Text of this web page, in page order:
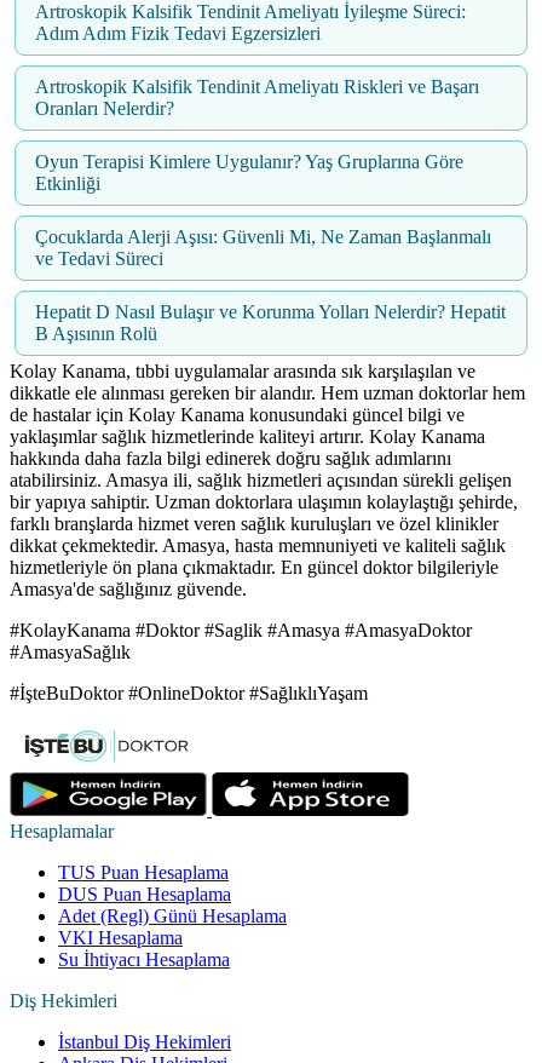
Artroskopik Kalsifik Tendinit Ameliyatı İyileşme Süreci:
Adım Adım Fizik Tedavi Egzersizleri
Artroskopik Kalsifik Tendinit Ameliyatı Riskleri ve Başarı
Oranları Nelerdir?
Oyun Terapisi Kimlere Uygulanır? Yaş Gruplarına Göre
Etkinliği
Çocuklarda Alerji Aşısı: Güvenli Mi, Ne Zaman Başlanmalı
ve Tedavi Süreci
Hepatit D Nasıl Bulaşır ve Korunma Yolları Nelerdir? Hepatit
B Aşısının Rolü
Kolay Kanama, tıbbi uygulamalar arasında sık karşılaşılan ve
dikkatle ele alınması gereken bir alandır. Hem uzman doktorlar hem
de hastalar için Kolay Kanama konusundaki güncel bilgi ve
yaklaşımlar sağlık hizmetlerinde kaliteyi artırır. Kolay Kanama
hakkında daha fazla bilgi edinerek doğru sağlık adımlarını
atabilirsiniz. Amasya ili, sağlık hizmetleri açısından sürekli gelişen
bir yapıya sahiptir. Uzman doktorlara ulaşımın kolaylaştığı şehirde,
farklı branşlarda hizmet veren sağlık kuruluşları ve özel klinikler
dikkat çekmektedir. Amasya, hasta memnuniyeti ve kaliteli sağlık
hizmetleriyle ön plana çıkmaktadır. En güncel doktor bilgileriyle
Amasya'de sağlığınız güvende.
#KolayKanama #Doktor #Saglik #Amasya #AmasyaDoktor
#AmasyaSağlık
#İşteBuDoktor #OnlineDoktor #SağlıklıYaşam
Hesaplamalar
TUS Puan Hesaplama
DUS Puan Hesaplama
Adet (Regl) Günü Hesaplama
VKI Hesaplama
Su İhtiyacı Hesaplama
Diş Hekimleri
İstanbul Diş Hekimleri